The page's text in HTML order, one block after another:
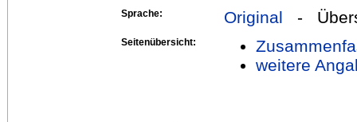
Sprache:
Original -
Seitenübersicht:
weitere